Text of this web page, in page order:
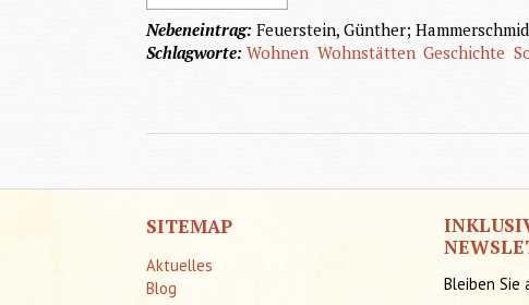
Nebeneintrag:Feuerstein, Günther;
Schlagworte:Wohnen Wohnstätten Geschichte
SITEMAP
Aktuelles
Blog
Bleiben Sie